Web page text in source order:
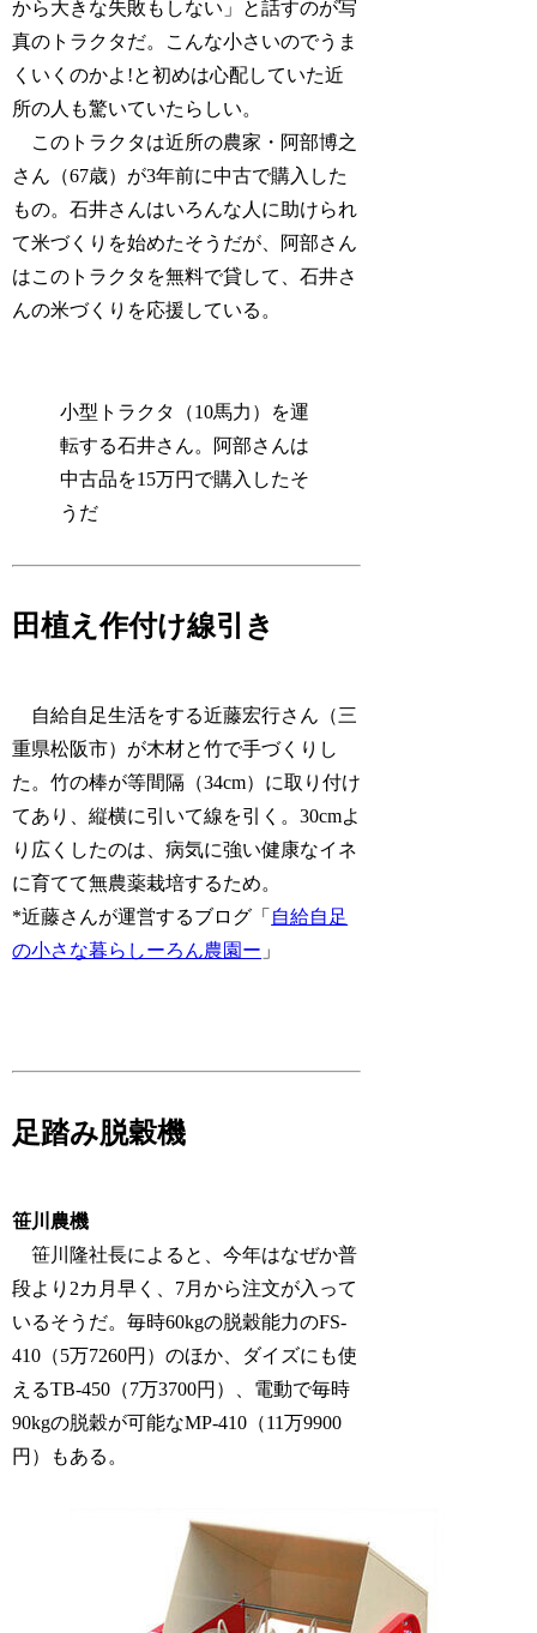
から大きな失敗もしない」と話すのが写
真のトラクタだ。こんな小さいのでうま
くいくのかよ!と初めは心配していた近
所の人も驚いていたらしい。
このトラクタは近所の農家・阿部博之
さん（67歳）が3年前に中古で購入した
もの。石井さんはいろんな人に助けられ
て米づくりを始めたそうだが、阿部さん
はこのトラクタを無料で貸して、石井さ
んの米づくりを応援している。
小型トラクタ（10馬力）を運
転する石井さん。阿部さんは
中古品を15万円で購入したそ
うだ
田植え作付け線引き
自給自足生活をする近藤宏行さん（三
重県松阪市）が木材と竹で手づくりし
た。竹の棒が等間隔（34cm）に取り付け
てあり、縦横に引いて線を引く。30cmよ
り広くしたのは、病気に強い健康なイネ
に育てて無農薬栽培するため。
*近藤さんが運営するブログ「 自給自足
の小さな暮らしーろん農園ー 」
足踏み脱穀機
笹川農機
笹川隆社長によると、今年はなぜか普
段より2カ月早く、7月から注文が入って
いるそうだ。毎時60kgの脱穀能力のFS-
410（5万7260円）のほか、ダイズにも使
えるTB-450（7万3700円）、電動で毎時
90kgの脱穀が可能なMP-410（11万9900
円）もある。